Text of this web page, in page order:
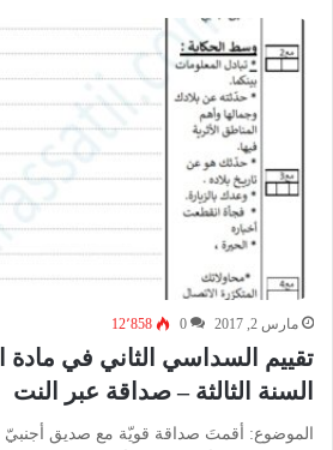
مارس 2, 2017 0 12٬858
تقييم السداسي الثاني في مادة
السنة الثالثة – صداقة عبر النت
الموضوع: أقمتَ صداقة قويّة مع صديق أجنبيّ